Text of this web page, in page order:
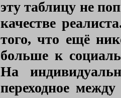
эту таблицу не
качестве
того, что ещё
больше к
На
переходное